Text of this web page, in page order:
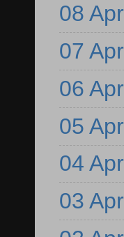
08 Apr
07 Apr
06 Apr
05 Apr
04 Apr
03 Apr